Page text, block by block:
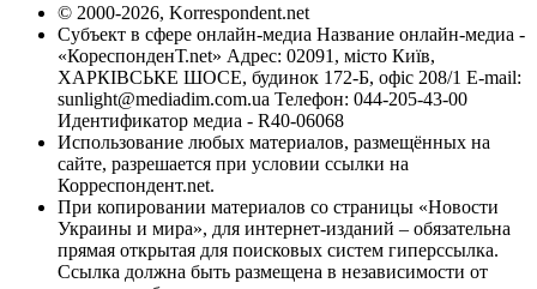
© 2000-2026, Korrespondent.net
Субъект в сфере онлайн-медиа Название онлайн-медиа -
«КореспонденТ.net» Адрес: 02091, місто Київ,
ХАРКІВСЬКЕ ШОСЕ, будинок 172-Б, офіс 208/1 E-mail:
sunlight@mediadim.com.ua Телефон: 044-205-43-00
Идентификатор медиа - R40-06068
Использование любых материалов, размещённых на
сайте, разрешается при условии ссылки на
Корреспондент.net.
При копировании материалов со страницы «Новости
Украины и мира», для интернет-изданий – обязательна
прямая открытая для поисковых систем гиперссылка.
Ссылка должна быть размещена в независимости от